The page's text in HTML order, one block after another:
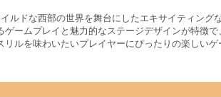
ルドな西部の世界を舞台にしたエキサイティング
ームプレイと魅力的なステージデザインが特徴
ルを味わいたいプレイヤーにぴったりの楽しいゲ